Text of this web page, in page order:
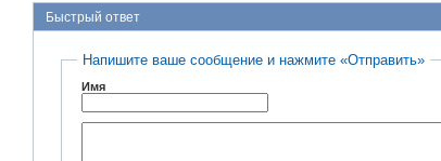
Быстрый ответ
Напишите ваше сообщение и нажмите «Отправить»
Имя